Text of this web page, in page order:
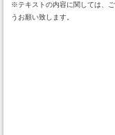
※テキストの内容に関しては、
うお願い致します。